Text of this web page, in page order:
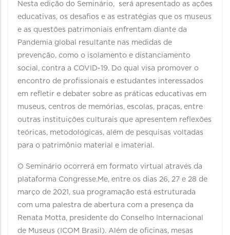
Nesta edição do Seminário, será apresentado as ações
educativas, os desafios e as estratégias que os museus
e as questões patrimoniais enfrentam diante da
Pandemia global resultante nas medidas de
prevenção, como o isolamento e distanciamento
social, contra a COVID-19. Do qual visa promover o
encontro de profissionais e estudantes interessados
em refletir e debater sobre as práticas educativas em
museus, centros de memórias, escolas, praças, entre
outras instituições culturais que apresentem reflexões
teóricas, metodológicas, além de pesquisas voltadas
para o patrimônio material e imaterial.
O Seminário ocorrerá em formato virtual através da
plataforma Congresse.Me, entre os dias 26, 27 e 28 de
março de 2021, sua programação está estruturada
com uma palestra de abertura com a presença da
Renata Motta, presidente do Conselho Internacional
de Museus (ICOM Brasil). Além de oficinas, mesas